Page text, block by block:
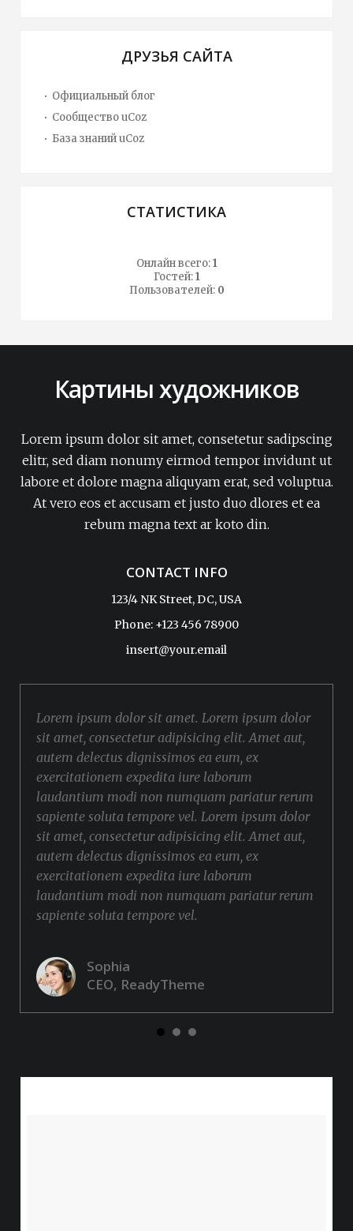
ДРУЗЬЯ САЙТА
Официальный блог
Сообщество uCoz
База знаний uCoz
СТАТИСТИКА
Онлайн всего:1
Гостей:1
Пользователей: 0
Картины художников
Lorem ipsum dolor sit amet, consetetur sadipscing
elitr, sed diam nonumy eirmod tempor invidunt ut
labore et dolore magna aliquyam erat, sed voluptua.
At vero eos et accusam et justo duo dlores et ea
rebum magna text ar koto din.
CONTACT INFO
123/4 NK Street, DC, USA
Phone: +123 456 78900
insert@your.email
Lorem ipsum dolor sit amet. Lorem ipsum dolor
sit amet, consectetur adipisicing elit. Amet aut,
autem delectus dignissimos ea eum, ex
exercitationem expedita iure laborum
laudantium modi non numquam pariatur rerum
sapiente soluta tempore vel. Lorem ipsum dolor
sit amet, consectetur adipisicing elit. Amet aut,
autem delectus dignissimos ea eum, ex
exercitationem expedita iure laborum
laudantium modi non numquam pariatur rerum
sapiente soluta tempore vel.
Sophia
CEO, ReadyTheme